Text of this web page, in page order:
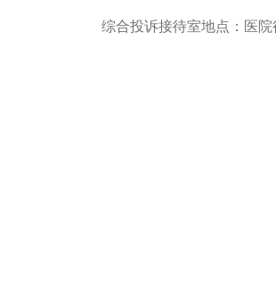
综合投诉接待室地点：医